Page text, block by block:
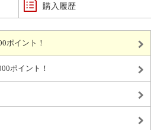
購入履歴
ポイント！
ポイント！